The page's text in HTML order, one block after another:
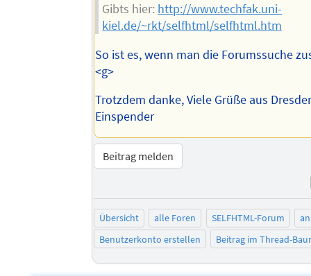
Gibts hier: http://www.techfak.uni-
kiel.de/~rkt/selfhtml/selfhtml.htm
So ist es, wenn man die Forumssuche
<g>
Trotzdem danke, Viele Grüße aus
Einspender
Beitrag melden
Übersicht alle Foren SELFHTML-Forum
Benutzerkonto erstellen
Beitrag im Thread-